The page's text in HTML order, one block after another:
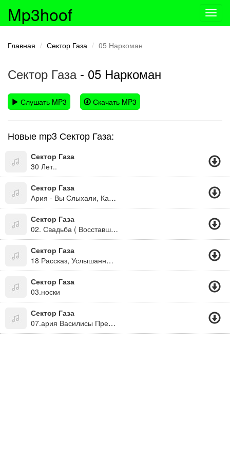
Mp3hoof
Главная Сектор Газа 05 Наркоман
Сектор Газа- 05 Наркоман
Слушать MP3 Скачать MP3
Новые mp3 Сектор Газа:
Сектор Газа
30 Лет..
Сектор Газа
Ария - Вы Слыхали, Как Дают Пизды?
Сектор Газа
02. Свадьба ( Восставший Из Ада 2000.)
Сектор Газа
18 Рассказ, Услышанный В Автокомбинате
Сектор Газа
03.носки
Сектор Газа
07.ария Василисы Прекрасной